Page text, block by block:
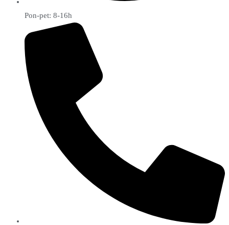
Pon-pet: 8-16h